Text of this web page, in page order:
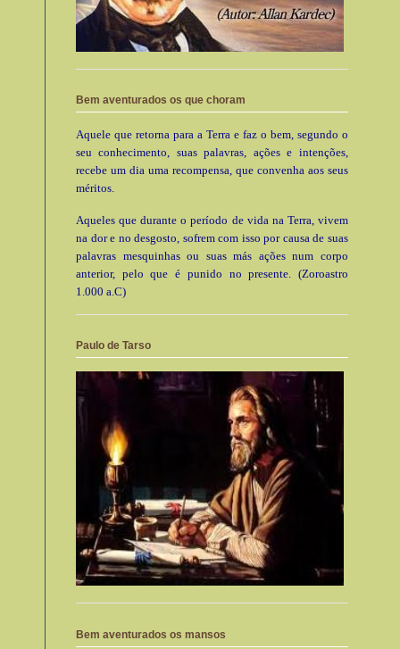
Bem aventurados os que choram
Aquele que retorna para a Terra e faz o bem, segundo o
seu conhecimento, suas palavras, ações e intenções,
recebe um dia uma recompensa, que convenha aos seus
méritos.
Aqueles que durante o período de vida na Terra, vivem
na dor e no desgosto, sofrem com isso por causa de suas
palavras mesquinhas ou suas más ações num corpo
anterior, pelo que é punido no presente. (Zoroastro
1.000 a.C)
Paulo de Tarso
Bem aventurados os mansos